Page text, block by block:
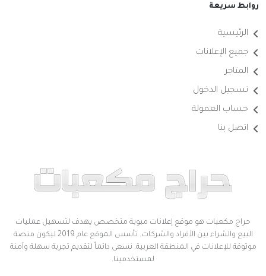
روابط سريعة
الرئيسية
جميع الإعلانات
المتاجر
تسجيل الدخول
حساب العمولة
اتصل بنا
حراج مكعبات هو موقع إعلانات مبوبة متخصص يهدف لتسهيل عمليات
البيع والشراء بين الأفراد والشركات. تأسس الموقع عام 2019 ليكون منصة
موثوقة للإعلانات في المنطقة العربية. نسعى دائماً لتقديم تجربة سهلة وآمنة
لمستخدمينا.